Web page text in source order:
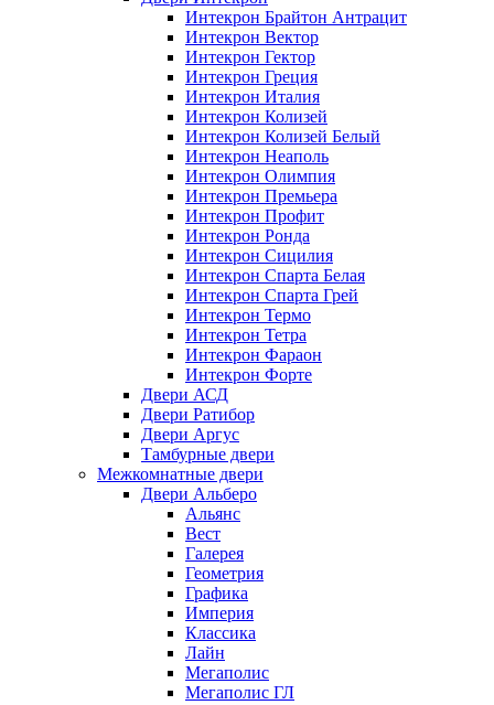
Интекрон Брайтон Антрацит
Интекрон Вектор
Интекрон Гектор
Интекрон Греция
Интекрон Италия
Интекрон Колизей
Интекрон Колизей Белый
Интекрон Неаполь
Интекрон Олимпия
Интекрон Премьера
Интекрон Профит
Интекрон Ронда
Интекрон Сицилия
Интекрон Спарта Белая
Интекрон Спарта Грей
Интекрон Термо
Интекрон Тетра
Интекрон Фараон
Интекрон Форте
Двери АСД
Двери Ратибор
Двери Аргус
Тамбурные двери
Межкомнатные двери
Двери Альберо
Альянс
Вест
Галерея
Геометрия
Графика
Империя
Классика
Лайн
Мегаполис
Мегаполис ГЛ